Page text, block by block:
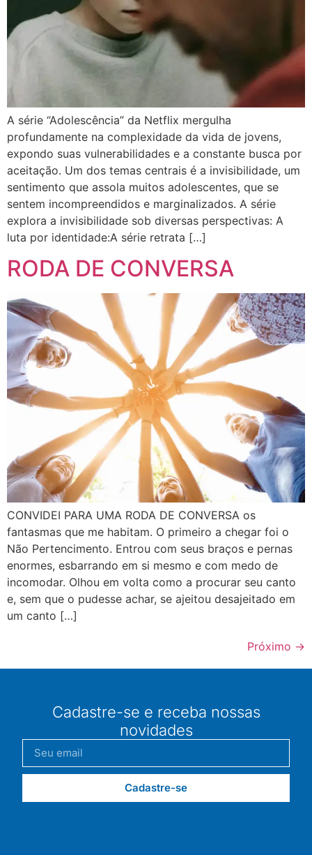
A série “Adolescência” da Netflix mergulha
profundamente na complexidade da vida de jovens,
expondo suas vulnerabilidades e a constante busca por
aceitação. Um dos temas centrais é a invisibilidade, um
sentimento que assola muitos adolescentes, que se
sentem incompreendidos e marginalizados. A série
explora a invisibilidade sob diversas perspectivas: A
luta por identidade:A série retrata […]
RODA DE CONVERSA
CONVIDEI PARA UMA RODA DE CONVERSA os
fantasmas que me habitam. O primeiro a chegar foi o
Não Pertencimento. Entrou com seus braços e pernas
enormes, esbarrando em si mesmo e com medo de
incomodar. Olhou em volta como a procurar seu canto
e, sem que o pudesse achar, se ajeitou desajeitado em
um canto […]
Próximo →
Cadastre-se e receba nossas
novidades
Cadastre-se